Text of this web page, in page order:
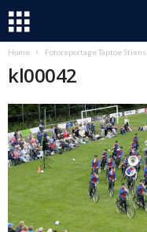
Home Fotoreportage Taptoe Stiens
kl00042